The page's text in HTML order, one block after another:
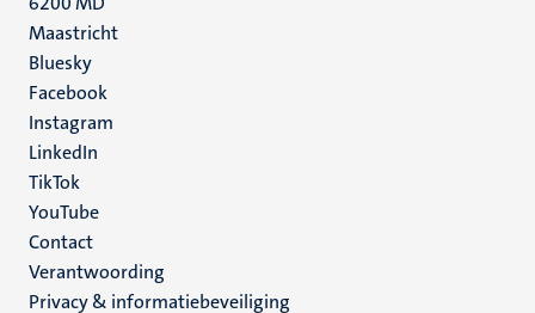
Maastricht
Social
media
Bluesky
Facebook
Instagram
LinkedIn
TikTok
YouTube
Menu
footer
Contact
Verantwoording
Privacy & informatiebeveiliging